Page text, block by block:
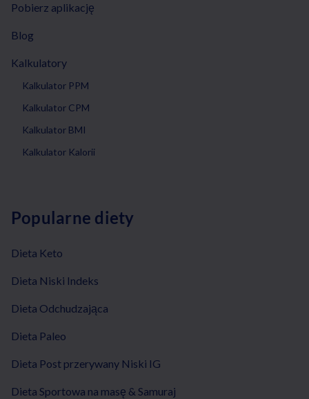
Pobierz aplikację
Blog
Kalkulatory
Kalkulator PPM
Kalkulator CPM
Kalkulator BMI
Kalkulator Kalorii
Popularne diety
Dieta Keto
Dieta Niski Indeks
Dieta Odchudzająca
Dieta Paleo
Dieta Post przerywany Niski IG
Dieta Sportowa na masę & Samuraj